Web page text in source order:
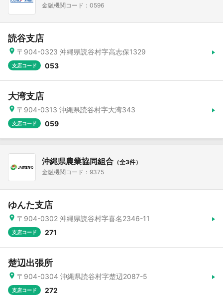
金融機関コード：0596
読谷支店
〒904-0323 沖縄県読谷村字高志保1329
支店コード 053
大湾支店
〒904-0313 沖縄県読谷村字大湾343
支店コード 059
沖縄県農業協同組合 （全3件）
金融機関コード：9375
ゆんた支店
〒904-0302 沖縄県読谷村字喜名2346-11
支店コード 271
楚辺出張所
〒904-0304 沖縄県読谷村字楚辺2087-5
支店コード 272